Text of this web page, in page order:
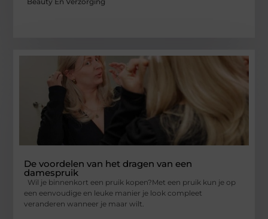
De voordelen van het dragen van een
damespruik
Wil je binnenkort een pruik kopen?Met een pruik kun je op
een eenvoudige en leuke manier je look compleet
veranderen wanneer je maar wilt.